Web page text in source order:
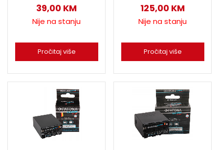
39,00 KM
Nije na stanju
Pročitaj više
125,00 KM
Nije na stanju
Pročitaj više